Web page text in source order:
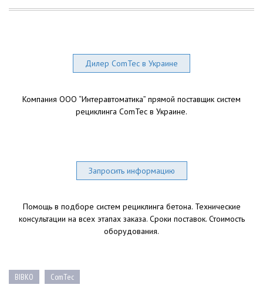
Дилер ComTec в Украине
Компания ООО “Интеравтоматика” прямой поставщик систем
рециклинга ComTec в Украине.
Запросить информацию
Помощь в подборе систем рециклинга бетона. Технические
консультации на всех этапах заказа. Сроки поставок. Стоимость
оборудования.
BIBKO ComTec